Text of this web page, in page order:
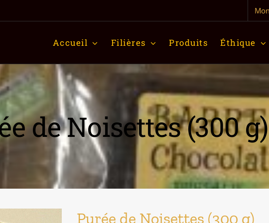
Accueil Filières Produits Éthique
de Noisettes (300 g)
Purée de Noisettes (300 g)